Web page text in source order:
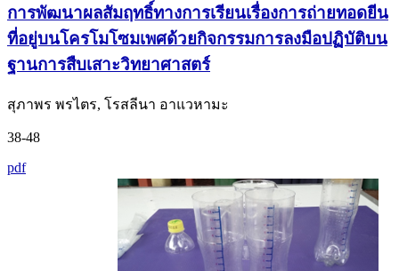
การพัฒนาผลสัมฤทธิ์ทางการเรียนเรื่องการถ่ายทอดยีน
ที่อยู่บนโครโมโซมเพศด้วยกิจกรรมการลงมือปฏิบัติบน
ฐานการสืบเสาะวิทยาศาสตร์
สุภาพร พรไตร, โรสลีนา อาแวหามะ
38-48
pdf